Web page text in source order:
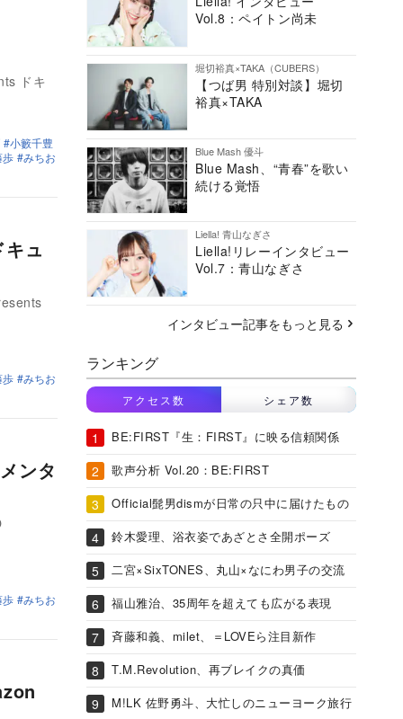
ドキ
小籔千豊
歩
みちお
ュ
歩
みちお
ンタ
歩
みちお
Vol.8：ペイトン尚未
堀切裕真×TAKA（CUBERS）
【つば男 特別対談】堀切
裕真×TAKA
Blue Mash 優斗
Blue Mash、“青春”を歌い
続ける覚悟
Liella! 青山なぎさ
Liella!リレーインタビュー
Vol.7：青山なぎさ
インタビュー記事をもっと見る
ランキング
アクセス数 シェア数
BE:FIRST『生：FIRST』に映る信頼関係
歌声分析 Vol.20：BE:FIRST
Official髭男dismが日常の只中に届けたもの
鈴木愛理、浴衣姿であざとさ全開ポーズ
二宮×SixTONES、丸山×なにわ男子の交流
福山雅治、35周年を超えても広がる表現
斉藤和義、milet、＝LOVEら注目新作
T.M.Revolution、再ブレイクの真価
M!LK 佐野勇斗、大忙しのニューヨーク旅行